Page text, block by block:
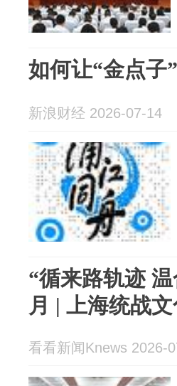
如何让“金点子
新浪财经 2026-07-14
“循来路轨迹
月 | 上海统战文
看看新闻Knews 2026-